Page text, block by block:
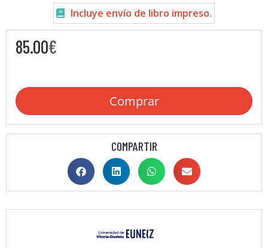
Incluye envío de libro impreso.
85.00€
Comprar
COMPARTIR